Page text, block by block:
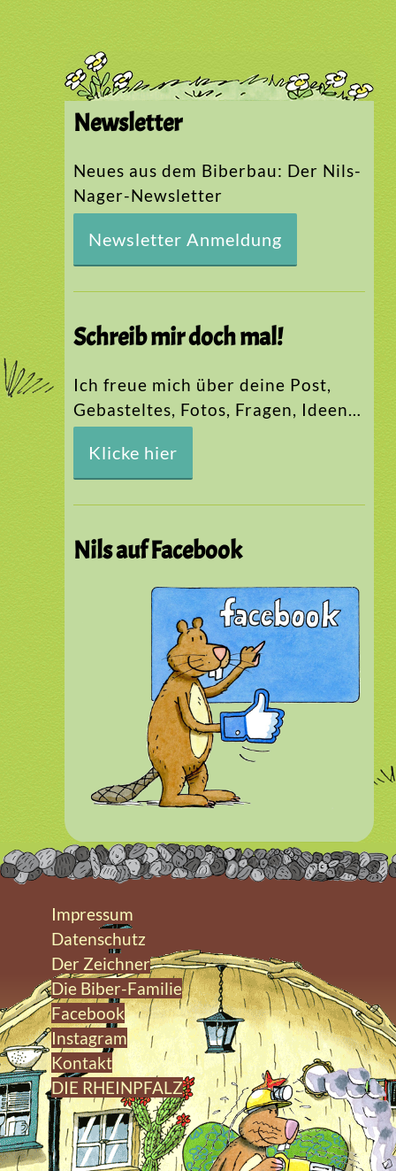
Newsletter
Neues aus dem Biberbau: Der Nils-
Nager-Newsletter
Newsletter Anmeldung
Schreib mir doch mal!
Ich freue mich über deine Post,
Gebasteltes, Fotos, Fragen, Ideen…
Klicke hier
Nils auf Facebook
Impressum
Datenschutz
Der Zeichner
Die Biber-Familie
Facebook
Instagram
Kontakt
DIE RHEINPFALZ